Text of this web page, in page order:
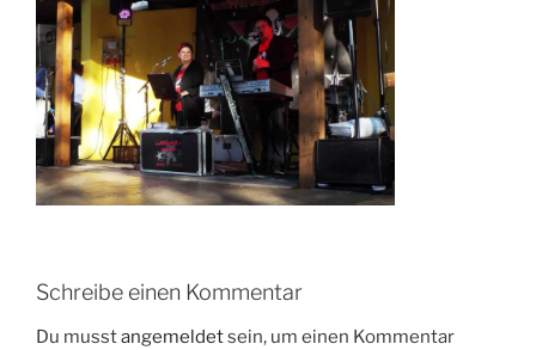
Schreibe einen Kommentar
Du musstangemeldetsein, um einen Kommentar